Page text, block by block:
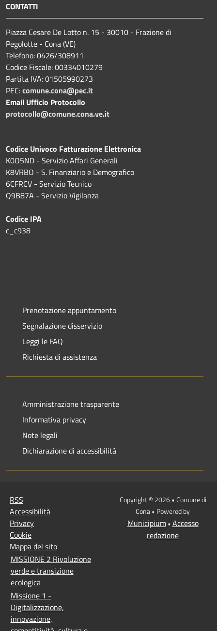
CONTATTI
Piazza Cesare De Lotto n. 15 - 30010 - Frazione di
Pegolotte - Cona (VE)
Telefono: 0426/308911
Codice Fiscale: 00334010279
Partita IVA: 01505990273
PEC:comune.cona@pec.it
Email Ufficio Protocollo
protocollo@comune.cona.ve.it
Codice Univoco Fatturazione Elettronica
K0O5ND - Servizio Affari Generali
K8VRBO - S. Finanziario e Demografico
6CFRCV - Servizio Tecnico
Q9B87A - Servizio Vigilanza
Codice IPA
c_c938
Prenotazione appuntamento
Segnalazione disservizio
Leggi le FAQ
Richiesta di assistenza
Amministrazione trasparente
Informativa privacy
Note legali
Dichiarazione di accessibilità
RSS
Accessibilità
Privacy
Cookie
Mappa del sito
MISSIONE 2 Rivoluzione
verde e transizione
ecologica
Missione 1 -
Digitalizzazione,
innovazione,
Copyright © 2026 • Comune di
Cona • Powered by
Municipium• Accesso
redazione